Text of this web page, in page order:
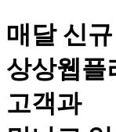
매달 신
상상웹플
고객과